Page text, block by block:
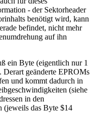
- der Sektorheader
benötigt wird, kann
befindet, nicht mehr
auf ihn
ein Byte (eigentlich nur 1
Derart geänderte EPROMs
und kommt dadurch in
(siehe
in den
(jeweils das Byte $14